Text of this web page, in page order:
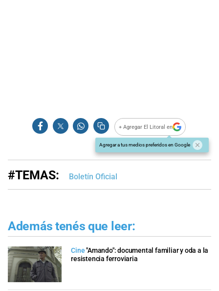
+ Agregar El Litoral en
Agregar a tus medios preferidos en Google
#TEMAS: Boletín Oficial
Además tenés que leer:
Cine"Amando": documental familiar y oda a la
resistencia ferroviaria